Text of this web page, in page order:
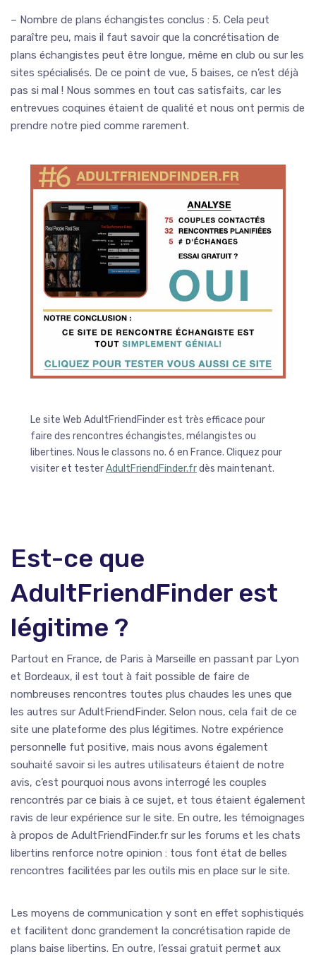
– Nombre de plans échangistes conclus : 5. Cela peut
paraître peu, mais il faut savoir que la concrétisation de
plans échangistes peut être longue, même en club ou sur les
sites spécialisés. De ce point de vue, 5 baises, ce n’est déjà
pas si mal ! Nous sommes en tout cas satisfaits, car les
entrevues coquines étaient de qualité et nous ont permis de
prendre notre pied comme rarement.
Le site Web AdultFriendFinder est très efficace pour
faire des rencontres échangistes, mélangistes ou
libertines. Nous le classons no. 6 en France. Cliquez pour
visiter et testerAdultFriendFinder.frdès maintenant.
Est-ce que
AdultFriendFinder est
légitime ?
Partout en France, de Paris à Marseille en passant par Lyon
et Bordeaux, il est tout à fait possible de faire de
nombreuses rencontres toutes plus chaudes les unes que
les autres sur AdultFriendFinder. Selon nous, cela fait de ce
site une plateforme des plus légitimes. Notre expérience
personnelle fut positive, mais nous avons également
souhaité savoir si les autres utilisateurs étaient de notre
avis, c’est pourquoi nous avons interrogé les couples
rencontrés par ce biais à ce sujet, et tous étaient également
ravis de leur expérience sur le site. En outre, les témoignages
à propos de AdultFriendFinder.fr sur les forums et les chats
libertins renforce notre opinion : tous font état de belles
rencontres facilitées par les outils mis en place sur le site.
Les moyens de communication y sont en effet sophistiqués
et facilitent donc grandement la concrétisation rapide de
plans baise libertins. En outre, l’essai gratuit permet aux